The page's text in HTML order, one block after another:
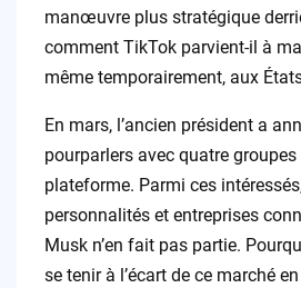
manœuvre plus stratégique
comment TikTok parvient-il à
même temporairement, aux
En mars, l’ancien président a
pourparlers avec quatre
plateforme. Parmi ces
personnalités et entreprises
Musk n’en fait pas partie.
se tenir à l’écart de ce marché